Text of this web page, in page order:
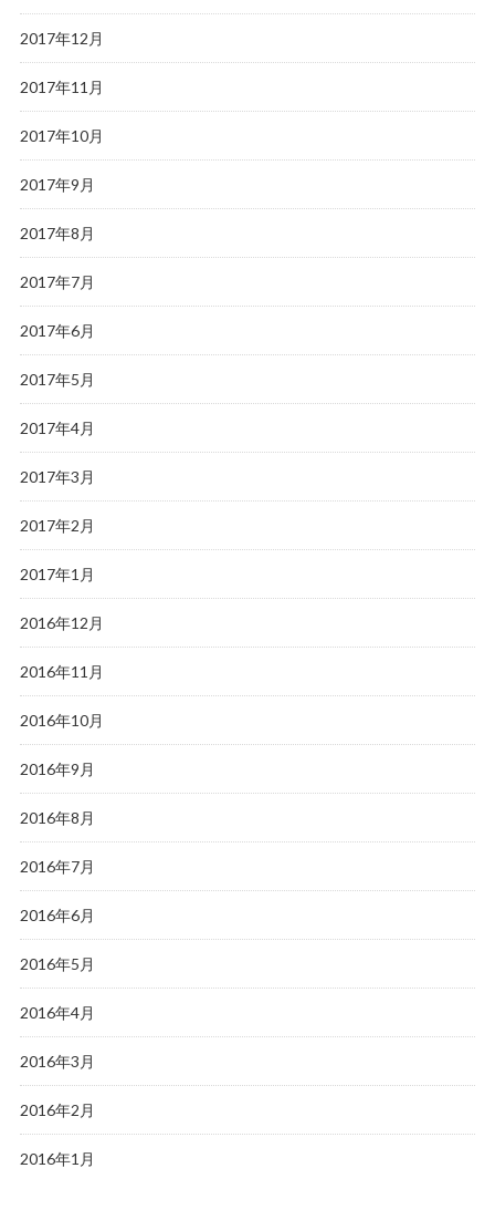
2017年12月
2017年11月
2017年10月
2017年9月
2017年8月
2017年7月
2017年6月
2017年5月
2017年4月
2017年3月
2017年2月
2017年1月
2016年12月
2016年11月
2016年10月
2016年9月
2016年8月
2016年7月
2016年6月
2016年5月
2016年4月
2016年3月
2016年2月
2016年1月